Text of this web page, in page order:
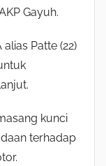
Gayuh.
Patte (22)
kunci
terhadap